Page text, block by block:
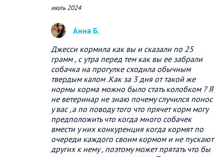
июль 2024
Анна Б.
Джесси кормила как вы и сказали по 25
грамм , с утра перед тем как вы ее забрали
собачка на прогулке сходила обычным
твердым калом .Как за 3 дня от такой же
нормы корма можно было стать колобком ? Я
не ветеринар не знаю почему случился понос
у вас ,а по поводу того что прячет корм могу
предположить что когда много собачек
вмести у них конкуренция когда кормят по
очереди каждого своим кормом и не пускают
других к нему , поэтому может прятать что бы